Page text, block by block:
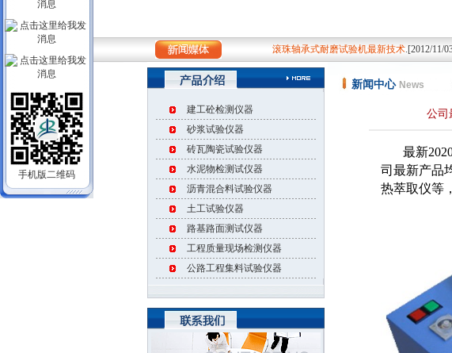
滚珠轴承式耐磨试验机最新技术.[2012/11/
溢流式多功能恒温水浴箱技术特点
LBY-9拉拔试验机工作原理
本公司新发布一批交通安全工程试验仪器
公司最新上市2020年沥青路面用纤维新
热烈庆祝公司网站成功上线！ .[2012/09/18]
上海申锐测试设备制造有限公司可以高效
滚珠轴承式耐磨试验机最新技术
溢流式多功能恒温水浴箱技术特点 .[2013/
热烈庆祝实验用蒸压加气混凝土砌块切割
LBY-9拉拔试验机工作原理 .[2015/07/08]
本公司新发布一批交通安全工程试验仪器
建工砼检测仪器
砂浆试验仪器
砖瓦陶瓷试验仪器
水泥物检测试仪器
沥青混合料试验仪器
土工试验仪器
路基路面测试仪器
工程质量现场检测仪器
公路工程集料试验仪器
新闻中心 News
公司
最新2020
司最新产品
热萃取仪等
手机版二维码